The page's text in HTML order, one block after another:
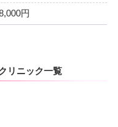
円
リニック一覧